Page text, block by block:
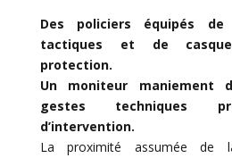
Des policiers équipés de
tactiques et de
protection.
Un moniteur maniement
gestes techniques
d’intervention.
La proximité assumée de